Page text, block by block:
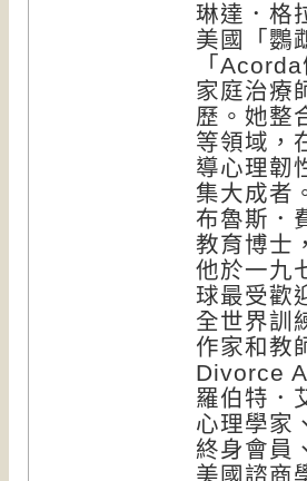
琳達．格
美國「鸚
「
家庭治療
歷。她整
等領域，
導心理韌
集大成者
布魯斯．
教育博士
他於一九
球最受歡
全世界訓
作家和教
Divorce
羅伯特．
心理學家
終身會員
美國諮商